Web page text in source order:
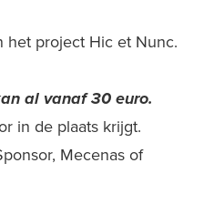
het project Hic et Nunc.
al vanaf 30 euro.
in de plaats krijgt.
Mecenas of